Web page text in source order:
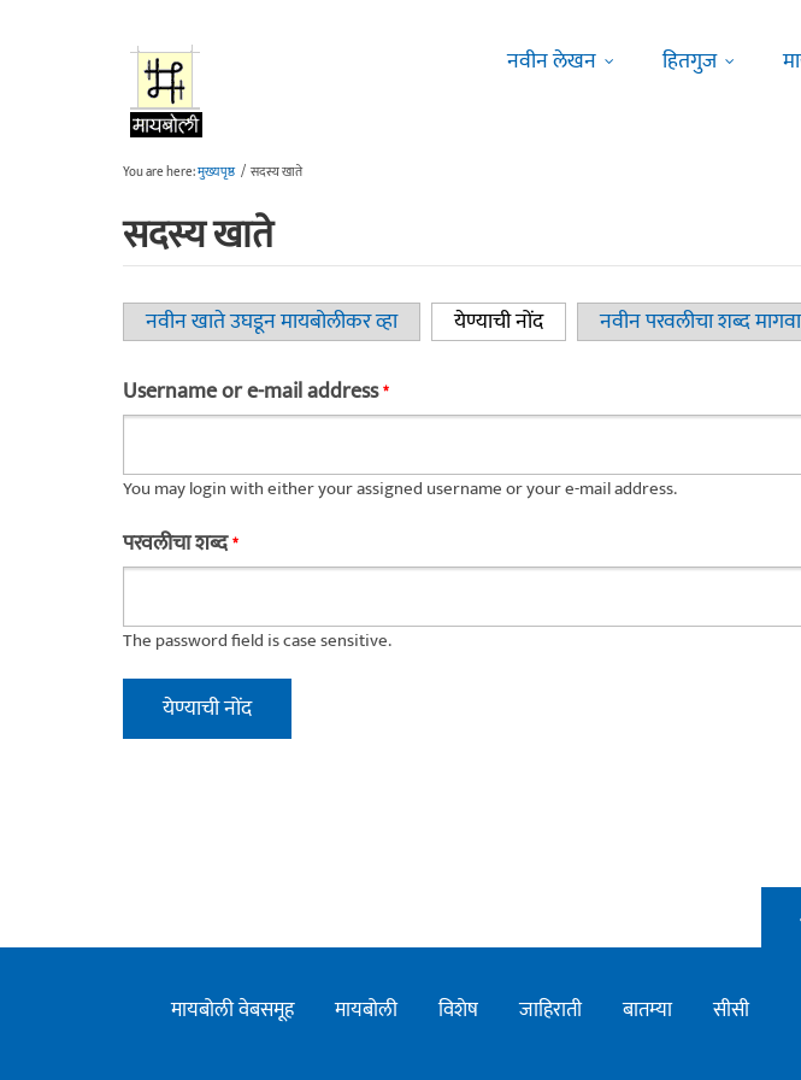
नवीन लेखन
हितगुज
You are here:मुख्यपृष्ठ / सदस्य खाते
सदस्य खाते
Primary tabs
नवीन खाते उघडून मायबोलीकर व्हा येण्याची नोंद(active tab)नवीन परवलीचा शब्द मागवा
Username or e-mail address*
You may login with either your assigned username or your e-mail address.
परवलीचा शब्द*
The password field is case sensitive.
मायबोली वेबसमूह मायबोली विशेष जाहिराती बातम्या सीसी